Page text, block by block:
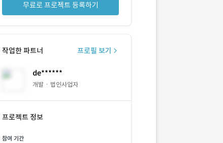
무료로 프로젝트 등록하기
작업한 파트너 프로필 보기
de******
개발 · 법인사업자
프로젝트 정보
참여 기간